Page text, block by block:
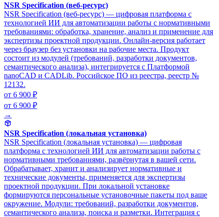
NSR Specification (веб-ресурс)
NSR Specification (веб-ресурс) — цифровая платформа с
технологией ИИ для автоматизации работы с нормативными
требованиями: обработка, хранение, анализ и применение для
экспертизы проектной продукции. Онлайн-версия работает
через браузер без установки на рабочие места. Продукт
состоит из модулей (требований, разработки документов,
семантического анализа), интегрируется с Платформой
nanoCAD и CADLib. Российское ПО из реестра, реестр №
12132.
от 6 900 ₽
от 6 900 ₽
→
NSR Specification (локальная установка)
NSR Specification (локальная установка) — цифровая
платформа с технологией ИИ для автоматизации работы с
нормативными требованиями, развёрнутая в вашей сети.
Обрабатывает, хранит и анализирует нормативные и
технические документы, применяется для экспертизы
проектной продукции. При локальной установке
формируются персональные установочные пакеты под ваше
окружение. Модули: требований, разработки документов,
семантического анализа, поиска и разметки. Интеграция с